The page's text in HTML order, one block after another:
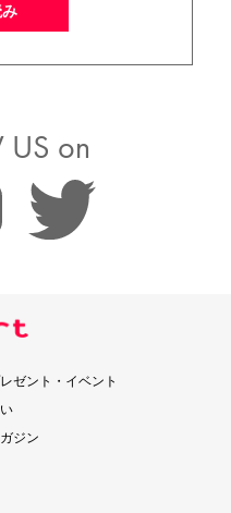
US on
ゼント・イベント
ジン